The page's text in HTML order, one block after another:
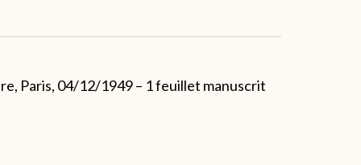
Paris, 04/12/1949 – 1 feuillet manuscrit